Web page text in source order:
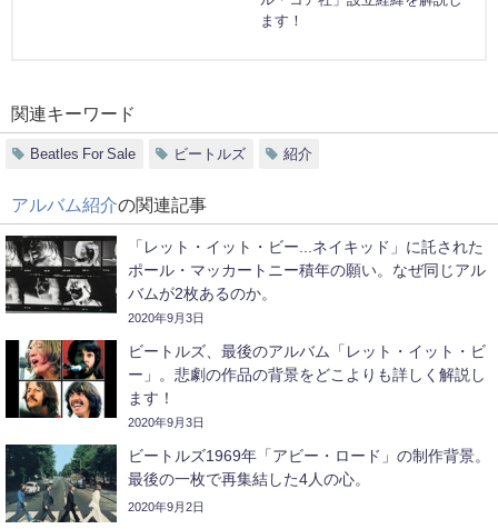
ます！
関連キーワード
Beatles For Sale ビートルズ 紹介
アルバム紹介の関連記事
「レット・イット・ビー...ネイキッド」に託された
ポール・マッカートニー積年の願い。なぜ同じアル
バムが2枚あるのか。
2020年9月3日
ビートルズ、最後のアルバム「レット・イット・ビ
ー」。悲劇の作品の背景をどこよりも詳しく解説し
ます！
2020年9月3日
ビートルズ1969年「アビー・ロード」の制作背景。
最後の一枚で再集結した4人の心。
2020年9月2日